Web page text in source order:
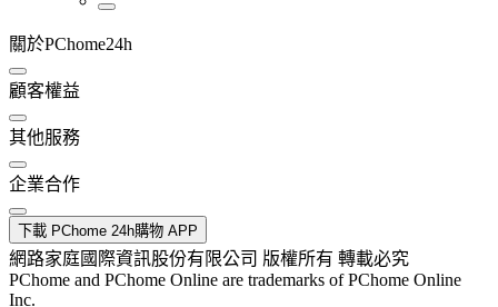
關於PChome24h
顧客權益
其他服務
企業合作
下載 PChome 24h購物 APP
網路家庭國際資訊股份有限公司 版權所有 轉載必究
PChome and PChome Online are trademarks of PChome Online
Inc.